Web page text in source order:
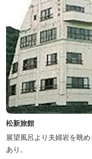
松新旅館
展望風呂より夫婦岩を眺
あり。